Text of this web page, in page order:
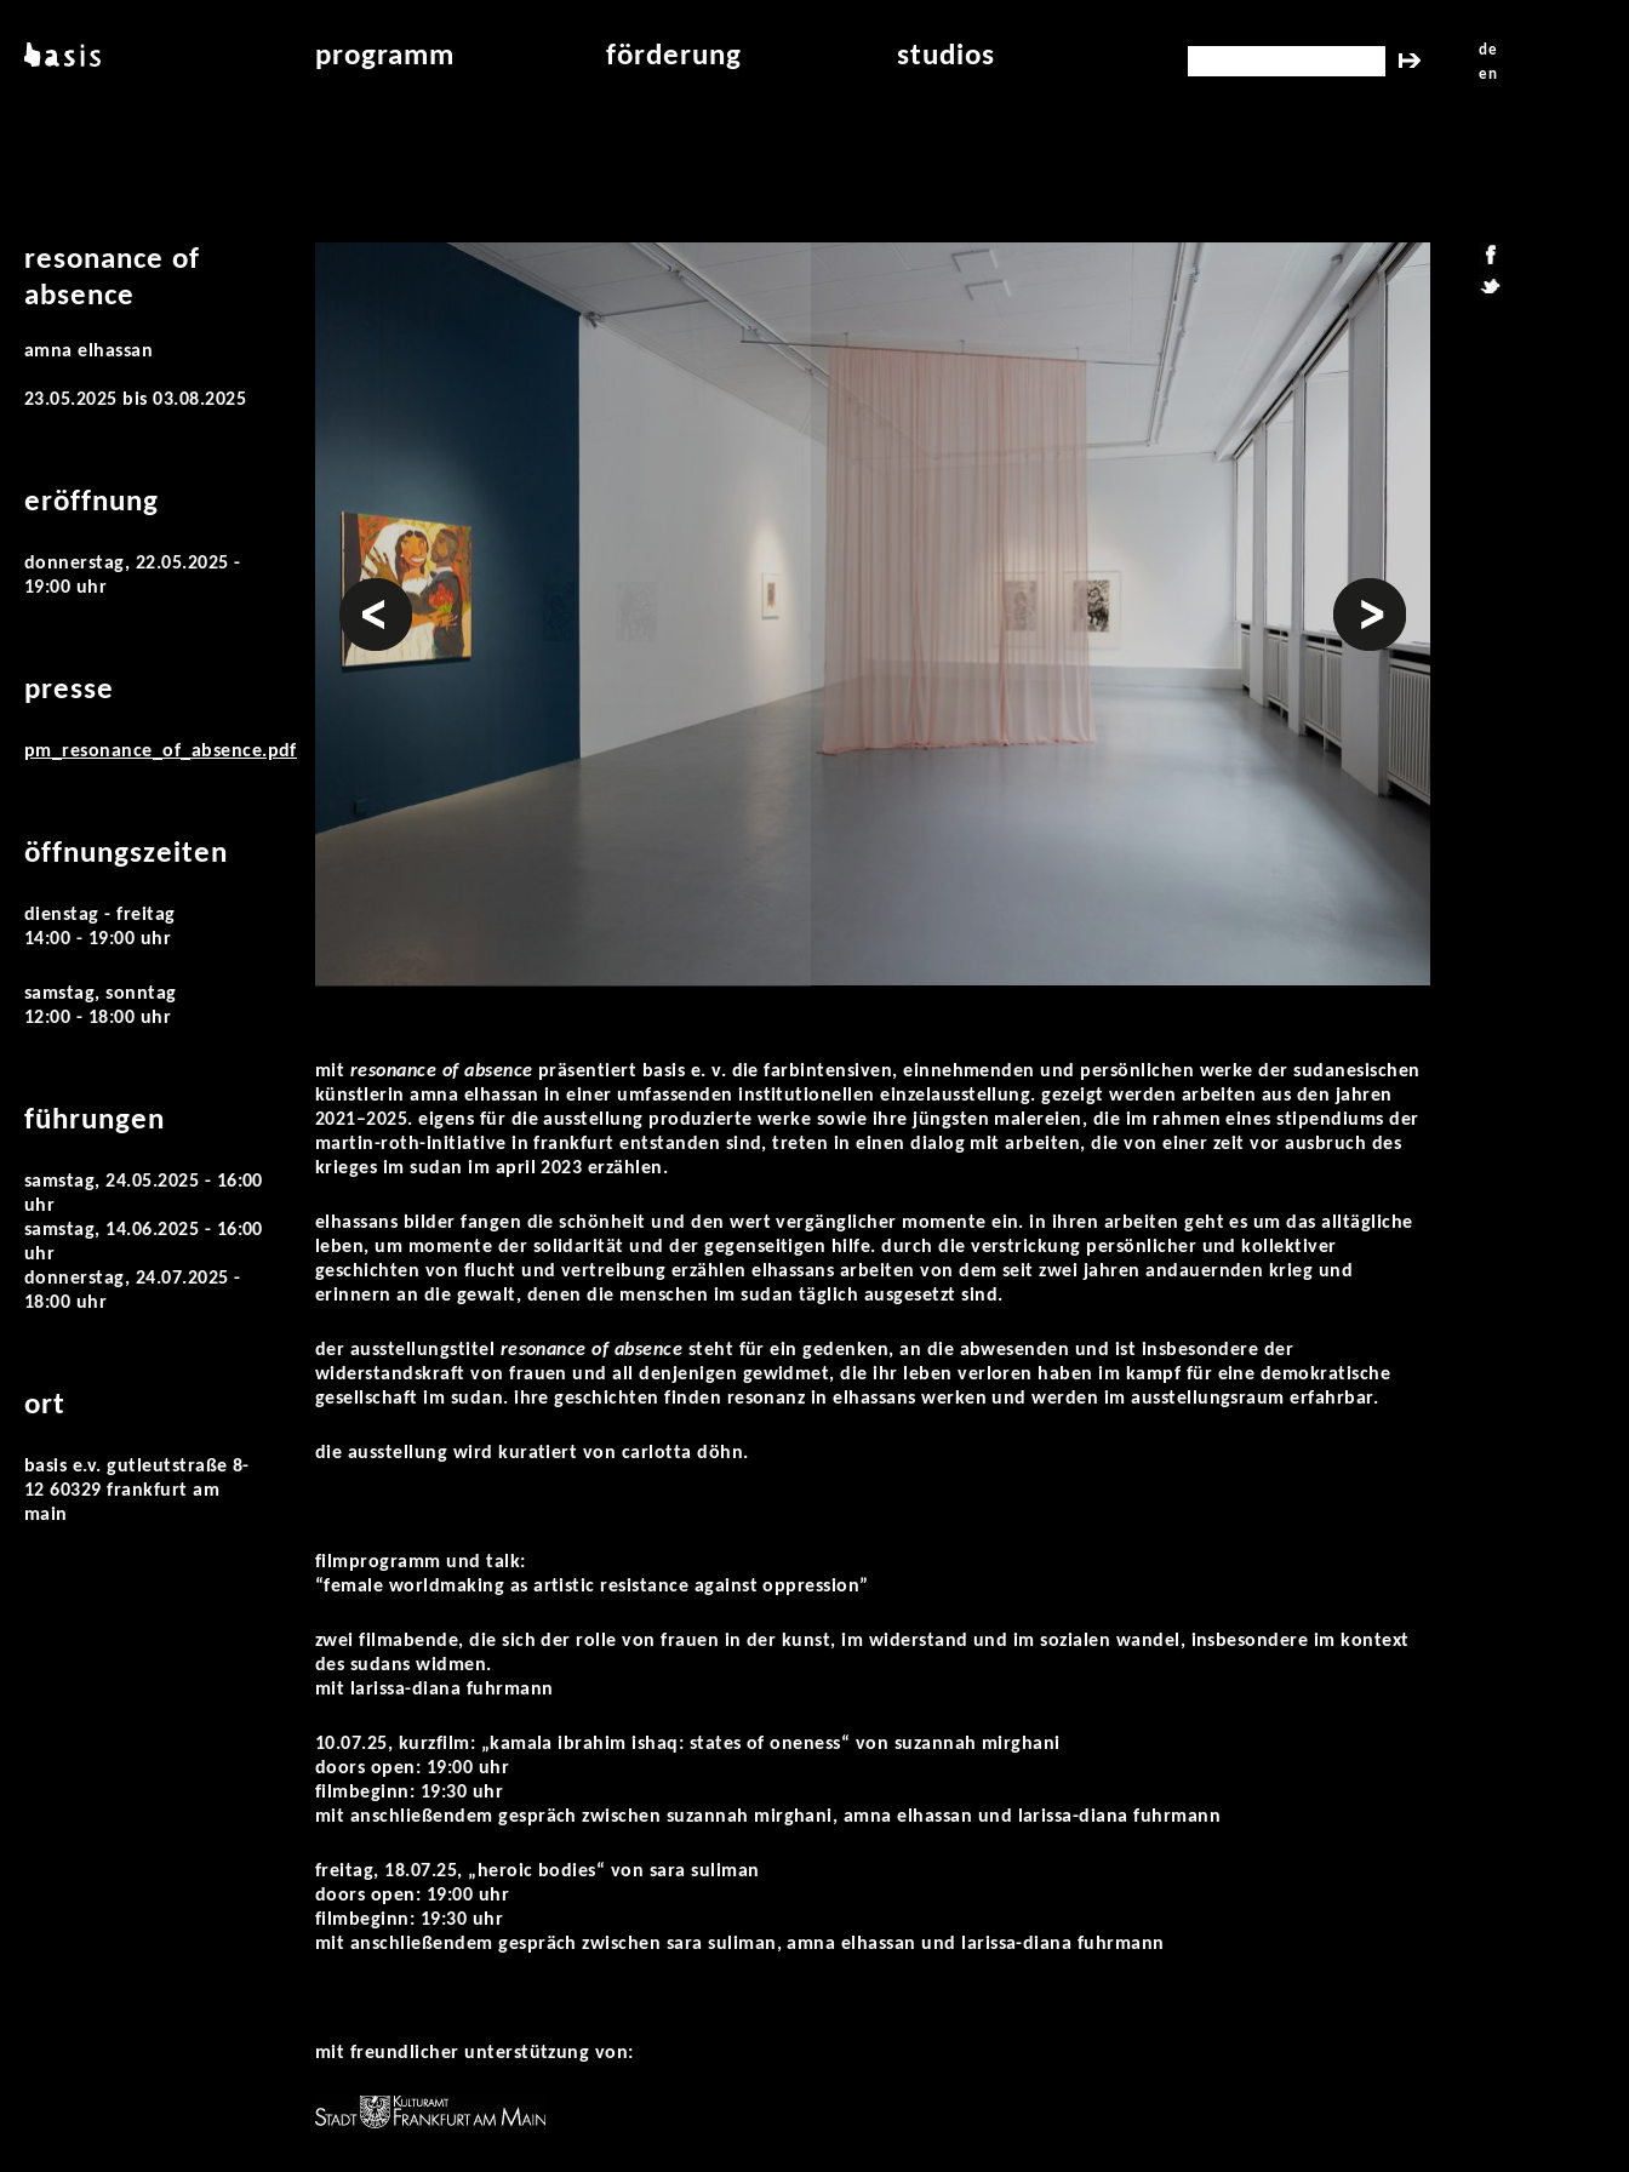
basis programm förderung studios
de
en
resonance of
absence
amna elhassan
23.05.2025 bis03.08.2025
eröffnung
donnerstag, 22.05.2025 -
19:00 uhr
presse
pm_resonance_of_absence.pdf
öffnungszeiten
dienstag - freitag
14:00 - 19:00 uhr
samstag, sonntag
12:00 - 18:00 uhr
führungen
samstag, 24.05.2025 - 16:00
uhr
samstag, 14.06.2025 - 16:00
uhr
donnerstag, 24.07.2025 -
18:00 uhr
ort
basis e.v. gutleutstraße 8-
12 60329 frankfurt am
main
vorheriges weiter
mit resonance of absence präsentiert basis e. v. die farbintensiven, einnehmenden und persönlichen werke der sudanesischen
künstlerin amna elhassan in einer umfassenden institutionellen einzelausstellung. gezeigt werden arbeiten aus den jahren
2021–2025. eigens für die ausstellung produzierte werke sowie ihre jüngsten malereien, die im rahmen eines stipendiums der
martin-roth-initiative in frankfurt entstanden sind, treten in einen dialog mit arbeiten, die von einer zeit vor ausbruch des
krieges im sudan im april 2023 erzählen.
elhassans bilder fangen die schönheit und den wert vergänglicher momente ein. in ihren arbeiten geht es um das alltägliche
leben, um momente der solidarität und der gegenseitigen hilfe. durch die verstrickung persönlicher und kollektiver
geschichten von flucht und vertreibung erzählen elhassans arbeiten von dem seit zwei jahren andauernden krieg und
erinnern an die gewalt, denen die menschen im sudan täglich ausgesetzt sind.
der ausstellungstitel resonance of absence steht für ein gedenken, an die abwesenden und ist insbesondere der
widerstandskraft von frauen und all denjenigen gewidmet, die ihr leben verloren haben im kampf für eine demokratische
gesellschaft im sudan. ihre geschichten finden resonanz in elhassans werken und werden im ausstellungsraum erfahrbar.
die ausstellung wird kuratiert von carlotta döhn.
filmprogramm und talk:
“female worldmaking as artistic resistance against oppression”
zwei filmabende, die sich der rolle von frauen in der kunst, im widerstand und im sozialen wandel, insbesondere im kontext
des sudans widmen.
mit larissa-diana fuhrmann
10.07.25, kurzfilm: „kamala ibrahim ishaq: states of oneness“ von suzannah mirghani
doors open: 19:00 uhr
filmbeginn: 19:30 uhr
mit anschließendem gespräch zwischen suzannah mirghani, amna elhassan und larissa-diana fuhrmann
freitag, 18.07.25, „heroic bodies“ von sara suliman
doors open: 19:00 uhr
filmbeginn: 19:30 uhr
mit anschließendem gespräch zwischen sara suliman, amna elhassan und larissa-diana fuhrmann
mit freundlicher unterstützung von: